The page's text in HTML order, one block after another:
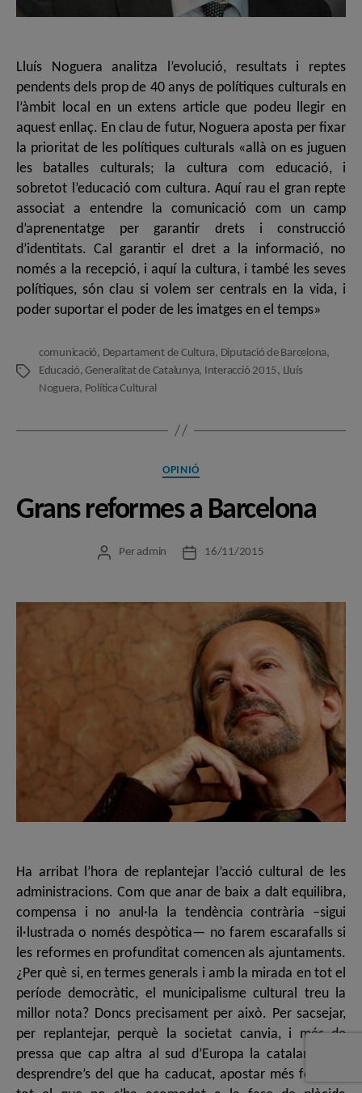
Lluís Noguera analitza l’evolució, resultats i reptes
pendents dels prop de 40 anys de polítiques culturals en
l’àmbit local en un extens article que podeu llegir en
aquest enllaç. En clau de futur, Noguera aposta per fixar
la prioritat de les polítiques culturals «allà on es juguen
les batalles culturals; la cultura com educació, i
sobretot l’educació com cultura. Aquí rau el gran repte
associat a entendre la comunicació com un camp
d’aprenentatge per garantir drets i construcció
d’identitats. Cal garantir el dret a la informació, no
només a la recepció, i aquí la cultura, i també les seves
polítiques, són clau si volem ser centrals en la vida, i
poder suportar el poder de les imatges en el temps»
Etiquetes
comunicació, Departament de Cultura, Diputació de Barcelona,
Educació,Generalitat de Catalunya, Interacció 2015, Lluís
Noguera, Política Cultural
Categories
OPINIÓ
Grans reformes a Barcelona
Autor
Per admin
Data16/11/2015
Ha arribat l’hora de replantejar l’acció cultural de les
administracions. Com que anar de baix a dalt equilibra,
compensa i no anul·la la tendència contrària –sigui
il·lustrada o només despòtica— no farem escarafalls si
les reformes en profunditat comencen als ajuntaments.
¿Per què si, en termes generals i amb la mirada en tot el
període democràtic, el municipalisme cultural treu la
millor nota? Doncs precisament per això. Per sacsejar,
per replantejar, perquè la societat canvia, i més de
pressa que cap altra al sud d’Europa la catalana. Cal
desprendre’s del que ha caducat, apostar més fort per